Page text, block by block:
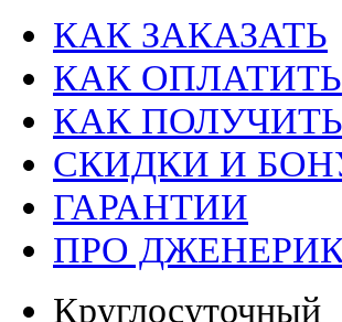
КАК ЗАКАЗАТЬ
КАК ОПЛАТИТЬ
КАК ПОЛУЧИТЬ
СКИДКИ И
ГАРАНТИИ
ПРО
Круглосуточный